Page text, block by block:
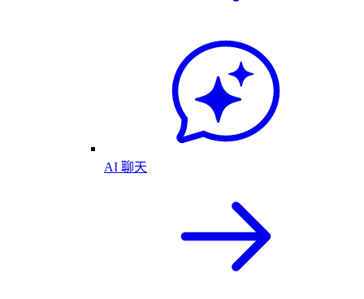
AI 聊天